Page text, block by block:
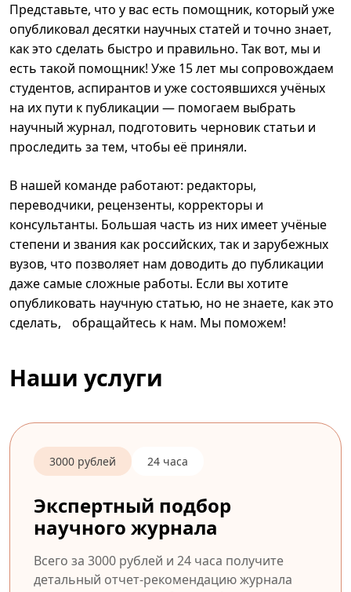
Представьте, что у вас есть помощник, который уже
опубликовал десятки научных статей и точно знает,
как это сделать быстро и правильно. Так вот, мы и
есть такой помощник! Уже 15 лет мы сопровождаем
студентов, аспирантов и уже состоявшихся учёных
на их пути к публикации — помогаем выбрать
научный журнал, подготовить черновик статьи и
проследить за тем, чтобы её приняли.
В нашей команде работают: редакторы,
переводчики, рецензенты, корректоры и
консультанты. Большая часть из них имеет учёные
степени и звания как российских, так и зарубежных
вузов, что позволяет нам доводить до публикации
даже самые сложные работы. Если вы хотите
опубликовать научную статью, но не знаете, как это
сделать, обращайтесь к нам. Мы поможем!
Наши услуги
3000 рублей 24 часа
Экспертный подбор
научного журнала
Всего за 3000 рублей и 24 часа получите
детальный отчет-рекомендацию журнала